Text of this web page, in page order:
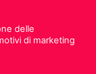
delle
di marketing